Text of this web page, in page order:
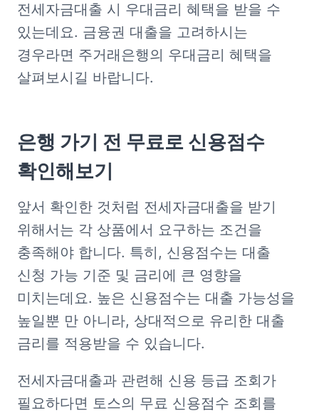
전세자금대출 시 우대금리 혜택을 받을 수
있는데요. 금융권 대출을 고려하시는
경우라면 주거래은행의 우대금리 혜택을
살펴보시길 바랍니다.
은행 가기 전 무료로 신용점수
확인해보기
앞서 확인한 것처럼 전세자금대출을 받기
위해서는 각 상품에서 요구하는 조건을
충족해야 합니다. 특히, 신용점수는 대출
신청 가능 기준 및 금리에 큰 영향을
미치는데요. 높은 신용점수는 대출 가능성을
높일뿐 만 아니라, 상대적으로 유리한 대출
금리를 적용받을 수 있습니다.
전세자금대출과 관련해 신용 등급 조회가
필요하다면 토스의 무료 신용점수 조회를